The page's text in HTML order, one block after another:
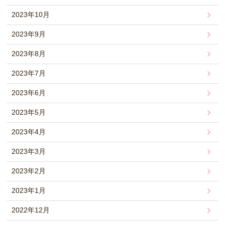
2023年10月
2023年9月
2023年8月
2023年7月
2023年6月
2023年5月
2023年4月
2023年3月
2023年2月
2023年1月
2022年12月